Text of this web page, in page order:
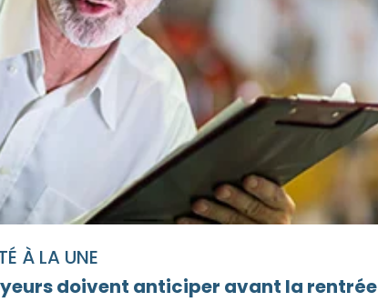
À LA UNE
doivent anticiper avant la rentrée